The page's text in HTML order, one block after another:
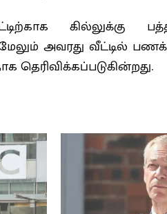
மேலும் அவரது வீட்டில்
தெரிவிக்கப்படுகின்றது.